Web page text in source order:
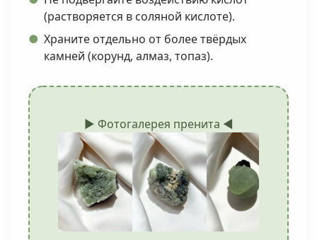
(растворяется в соляной кислоте).
Храните отдельно от более твёрдых
камней (корунд, алмаз, топаз).
► Фотогалерея пренита ◄